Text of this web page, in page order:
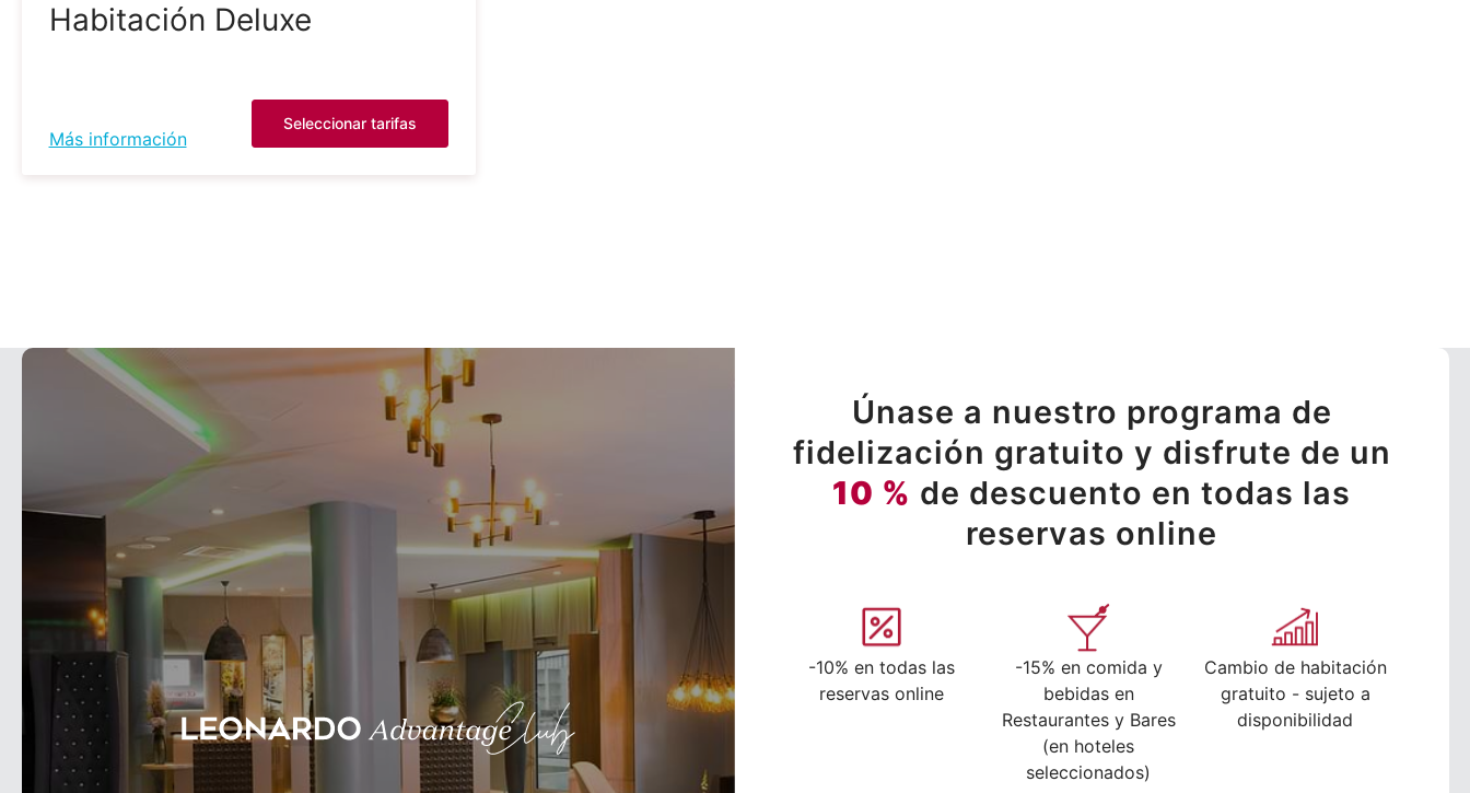
Habitación Deluxe
Más información
Seleccionar tarifas
Únase a nuestro programa de
fidelización gratuito y disfrute de un
10 % de descuento en todas las
reservas online
-10% en todas las
reservas online
-15% en comida y
bebidas en
Restaurantes y Bares
(en hoteles
seleccionados)
Cambio de habitación
gratuito - sujeto a
disponibilidad